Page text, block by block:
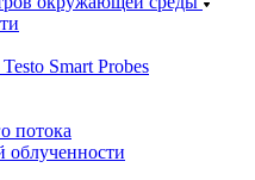
Smart Probes
потока
облученности